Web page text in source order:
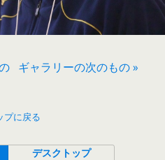
ギャラリーの次のもの »
プに戻る
デスクトップ